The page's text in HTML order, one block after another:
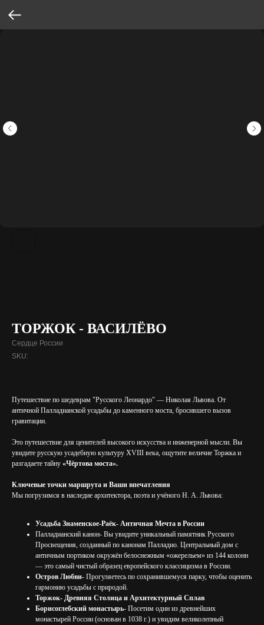
ТОРЖОК - ВАСИЛЁВО
Сердце России
SKU:
Путешествие по шедеврам "Русского Леонардо" — Николая Львова. От
античной Палладианской усадьбы до каменного моста, бросившего вызов
гравитации.
Это путешествие для ценителей высокого искусства и инженерной мысли. Вы
увидите русскую усадебную культуру XVIII века, ощутите величие Торжка и
разгадаете тайну «Чёртова моста».
Ключевые точки маршрута и Ваши впечатления
Мы погрузимся в наследие архитектора, поэта и учёного Н. А. Львова:
Усадьба Знаменское-Раёк- Античная Мечта в России
Палладианский канон- Вы увидите уникальный памятник Русского
Просвещения, созданный по канонам Палладио. Центральный дом с
античным портиком окружён белоснежным «ожерельем» из 144 колонн
— это самый чистый образец европейского классицизма в России.
Остров Любви- Прогуляетесь по сохранившемуся парку, чтобы оценить
гармонию усадьбы с природой.
Торжок- Древняя Столица и Архитектурный Сплав
Борисоглебский монастырь- Посетим один из древнейших
монастырей России (основан в 1038 г.) и увидим великолепный